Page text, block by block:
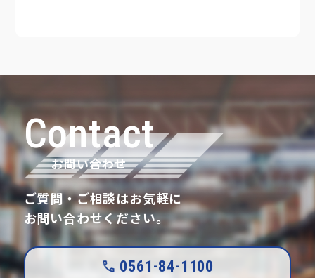
Contact
お問い合わせ
ご質問・ご相談はお気軽に
お問い合わせください。
phone_enabled 0561-84-1100